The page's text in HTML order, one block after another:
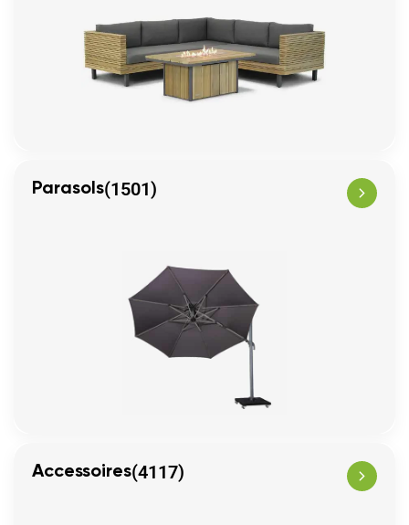
Parasols(1501)
Accessoires(4117)